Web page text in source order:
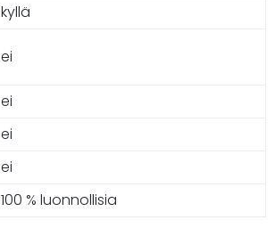
kyllä
ei
ei
ei
ei
100 % luonnollisia